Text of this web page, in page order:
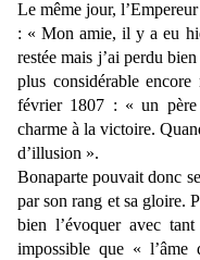
Le même jour,
: « Mon amie, il y a eu
restée mais j’ai perdu
plus considérable
février 1807 : « un père
charme à la victoire.
d’illusion ».
Bonaparte pouvait donc
par son rang et sa gloire.
bien l’évoquer avec
impossible que « l’âme